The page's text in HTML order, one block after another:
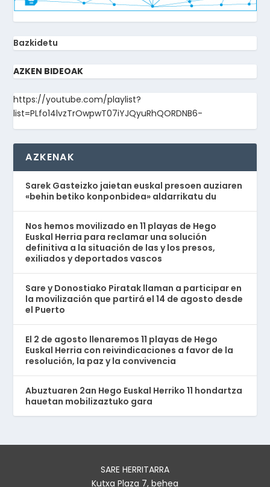
Bazkidetu
AZKEN BIDEOAK
https://youtube.com/playlist?
list=PLfo14lvzTrOwpwT07iYJQyuRhQORDNB6-
AZKENAK
Sarek Gasteizko jaietan euskal presoen auziaren
«behin betiko konponbidea» aldarrikatu du
Nos hemos movilizado en 11 playas de Hego
Euskal Herria para reclamar una solución
definitiva a la situación de las y los presos,
exiliados y deportados vascos
Sare y Donostiako Piratak llaman a participar en
la movilización que partirá el 14 de agosto desde
el Puerto
El 2 de agosto llenaremos 11 playas de Hego
Euskal Herria con reivindicaciones a favor de la
resolución, la paz y la convivencia
Abuztuaren 2an Hego Euskal Herriko 11 hondartza
hauetan mobilizaztuko gara
SARE HERRITARRA
Kutxa Plaza 7, behea